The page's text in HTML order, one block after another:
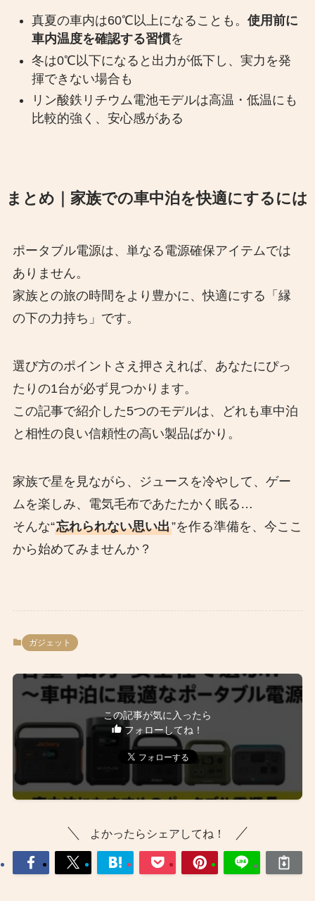
真夏の車内は60℃以上になることも。 使用前に
車内温度を確認する習慣を
冬は0℃以下になると出力が低下し、実力を発
揮できない場合も
リン酸鉄リチウム電池モデルは高温・低温にも
比較的強く、安心感がある
まとめ｜家族での車中泊を快適にするには
ポータブル電源は、単なる電源確保アイテムでは
ありません。
家族との旅の時間をより豊かに、快適にする「縁
の下の力持ち」です。
選び方のポイントさえ押さえれば、あなたにぴっ
たりの1台が必ず見つかります。
この記事で紹介した5つのモデルは、どれも車中泊
と相性の良い信頼性の高い製品ばかり。
家族で星を見ながら、ジュースを冷やして、ゲー
ムを楽しみ、電気毛布であたたかく眠る…
そんな“忘れられない思い出”を作る準備を、今ここ
から始めてみませんか？
ガジェット
この記事が気に入ったら
フォローしてね！
よかったらシェアしてね！